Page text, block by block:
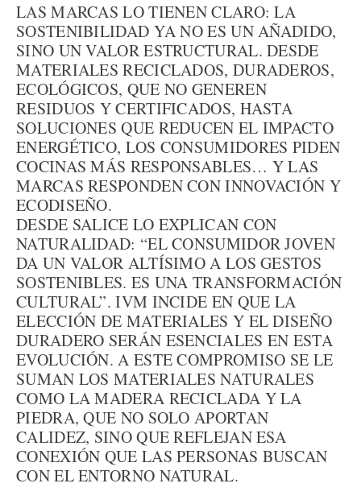
LAS MARCAS LO TIENEN CLARO: LA
SOSTENIBILIDAD YA NO ES UN AÑADIDO,
SINO UN VALOR ESTRUCTURAL. DESDE
MATERIALES RECICLADOS, DURADEROS,
ECOLÓGICOS, QUE NO GENEREN
RESIDUOS Y CERTIFICADOS, HASTA
SOLUCIONES QUE REDUCEN EL IMPACTO
ENERGÉTICO, LOS CONSUMIDORES PIDEN
COCINAS MÁS RESPONSABLES… Y LAS
MARCAS RESPONDEN CON INNOVACIÓN Y
ECODISEÑO.
DESDE SALICE LO EXPLICAN CON
NATURALIDAD: “EL CONSUMIDOR JOVEN
DA UN VALOR ALTÍSIMO A LOS GESTOS
SOSTENIBLES. ES UNA TRANSFORMACIÓN
CULTURAL”. IVM INCIDE EN QUE LA
ELECCIÓN DE MATERIALES Y EL DISEÑO
DURADERO SERÁN ESENCIALES EN ESTA
EVOLUCIÓN. A ESTE COMPROMISO SE LE
SUMAN LOS MATERIALES NATURALES
COMO LA MADERA RECICLADA Y LA
PIEDRA, QUE NO SOLO APORTAN
CALIDEZ, SINO QUE REFLEJAN ESA
CONEXIÓN QUE LAS PERSONAS BUSCAN
CON EL ENTORNO NATURAL.